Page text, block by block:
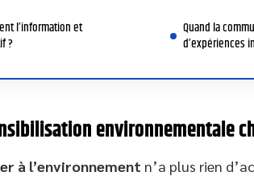
l’information et
?
Quand la
d’expériences
environnementale
à l’environnement n’a plus rien